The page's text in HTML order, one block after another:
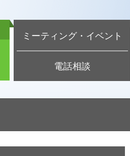
ミーティング・イベント
電話相談